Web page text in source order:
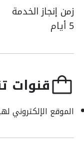
زمن إنجاز الخدمة
5 أيام
قنوات
الموقع الإلكتروني